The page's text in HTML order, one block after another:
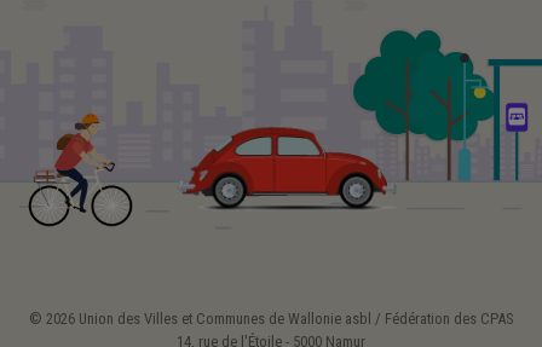
© 2026 Union des Villes et Communes de Wallonie asbl / Fédération des CPAS
14, rue de l'Étoile - 5000 Namur